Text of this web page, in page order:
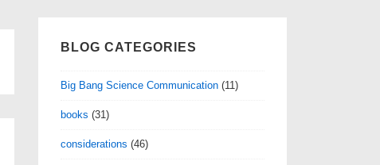
BLOG CATEGORIES
Big Bang Science Communication (11)
books (31)
considerations (46)